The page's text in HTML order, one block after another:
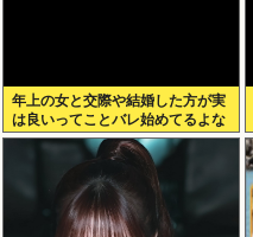
年上の女と交際や結婚した方が実
は良いってことバレ始めてるよな